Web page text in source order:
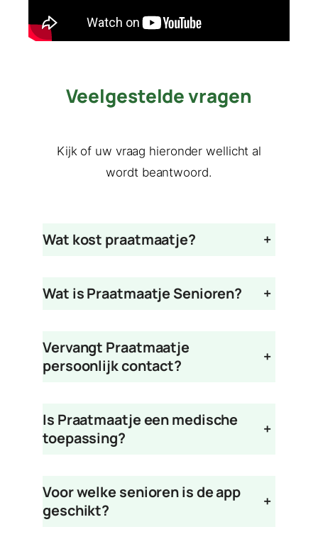
Veelgestelde vragen
Kijk of uw vraag hieronder wellicht al
wordt beantwoord.
Wat kost praatmaatje? +
Wat is Praatmaatje Senioren? +
Vervangt Praatmaatje
persoonlijk contact?
+
Is Praatmaatje een medische
toepassing?
+
Voor welke senioren is de app
geschikt?
+